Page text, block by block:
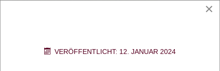
Badische Zeitung Artikel vom 5.Juli 2023
×
VERÖFFENTLICHT: 12. JANUAR 2024